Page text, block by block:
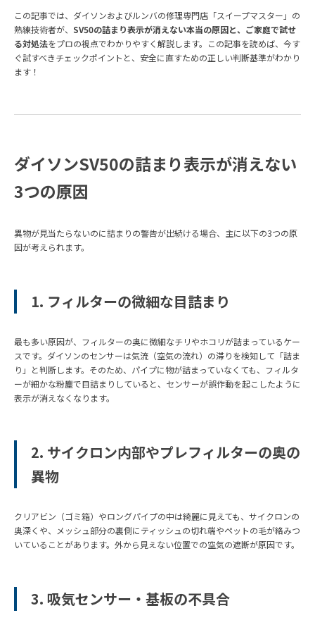
この記事では、ダイソンおよびルンバの修理専門店「スイープマスター」の
熟練技術者が、 SV50の詰まり表示が消えない本当の原因と、ご家庭で試せ
る対処法をプロの視点でわかりやすく解説します。この記事を読めば、今す
ぐ試すべきチェックポイントと、安全に直すための正しい判断基準がわかり
ます！
ダイソンSV50の詰まり表示が消えない
3つの原因
異物が見当たらないのに詰まりの警告が出続ける場合、主に以下の3つの原
因が考えられます。
1. フィルターの微細な目詰まり
最も多い原因が、フィルターの奥に微細なチリやホコリが詰まっているケー
スです。ダイソンのセンサーは気流（空気の流れ）の滞りを検知して「詰ま
り」と判断します。そのため、パイプに物が詰まっていなくても、フィルタ
ーが細かな粉塵で目詰まりしていると、センサーが誤作動を起こしたように
表示が消えなくなります。
2. サイクロン内部やプレフィルターの奥の
異物
クリアビン（ゴミ箱）やロングパイプの中は綺麗に見えても、サイクロンの
奥深くや、メッシュ部分の裏側にティッシュの切れ端やペットの毛が絡みつ
いていることがあります。外から見えない位置での空気の遮断が原因です。
3. 吸気センサー・基板の不具合